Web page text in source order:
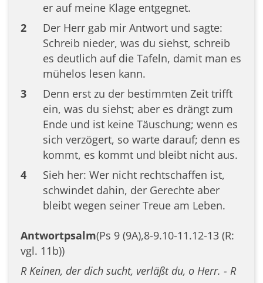
er auf meine Klage entgegnet.
2
Der Herr gab mir Antwort und sagte:
Schreib nieder, was du siehst, schreib
es deutlich auf die Tafeln, damit man es
mühelos lesen kann.
3
Denn erst zu der bestimmten Zeit trifft
ein, was du siehst; aber es drängt zum
Ende und ist keine Täuschung; wenn es
sich verzögert, so warte darauf; denn es
kommt, es kommt und bleibt nicht aus.
4
Sieh her: Wer nicht rechtschaffen ist,
schwindet dahin, der Gerechte aber
bleibt wegen seiner Treue am Leben.
Antwortpsalm(Ps 9 (9A),8-9.10-11.12-13 (R:
vgl. 11b))
R Keinen, der dich sucht, verläßt du, o Herr. - R